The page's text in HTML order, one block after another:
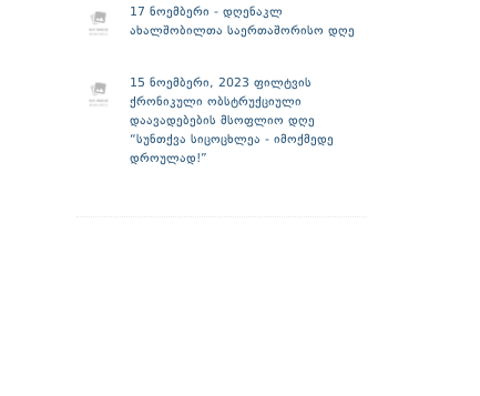
17 ნოემბერი - დღენაკლ
ახალშობილთა საერთაშორისო დღე
15 ნოემბერი, 2023 ფილტვის
ქრონიკული ობსტრუქციული
დაავადებების მსოფლიო დღე
“სუნთქვა სიცოცხლეა - იმოქმედე
დროულად!”